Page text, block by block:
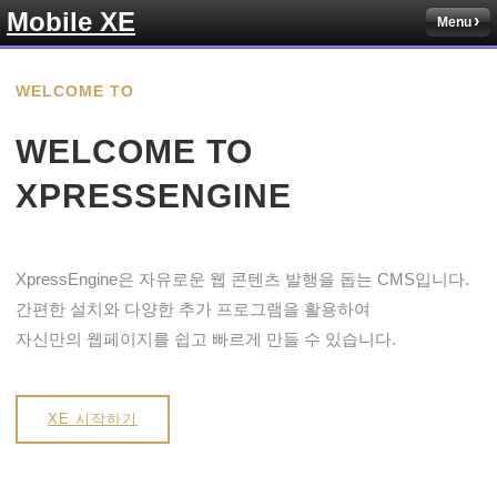
Mobile XE Menu
WELCOME TO
WELCOME TO
XPRESSENGINE
XpressEngine은 자유로운 웹 콘텐츠 발행을 돕는 CMS입니다.
간편한 설치와 다양한 추가 프로그램을 활용하여
자신만의 웹페이지를 쉽고 빠르게 만들 수 있습니다.
XE 시작하기